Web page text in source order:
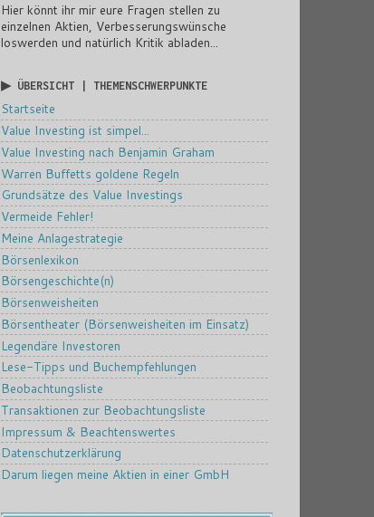
Hier könnt ihr mir eure Fragen stellen zu
einzelnen Aktien, Verbesserungswünsche
loswerden und natürlich Kritik abladen...
▶ ÜBERSICHT | THEMENSCHWERPUNKTE
Startseite
Value Investing ist simpel...
Value Investing nach Benjamin Graham
Warren Buffetts goldene Regeln
Grundsätze des Value Investings
Vermeide Fehler!
Meine Anlagestrategie
Börsenlexikon
Börsengeschichte(n)
Börsenweisheiten
Börsentheater (Börsenweisheiten im Einsatz)
Legendäre Investoren
Lese-Tipps und Buchempfehlungen
Beobachtungsliste
Transaktionen zur Beobachtungsliste
Impressum & Beachtenswertes
Datenschutzerklärung
Darum liegen meine Aktien in einer GmbH